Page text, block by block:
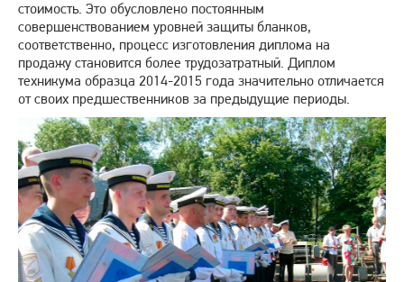
стоимость. Это обусловлено постоянным
совершенствованием уровней защиты бланков,
соответственно, процесс изготовления диплома на
продажу становится более трудозатратный. Диплом
техникума образца 2014-2015 года значительно отличается
от своих предшественников за предыдущие периоды.